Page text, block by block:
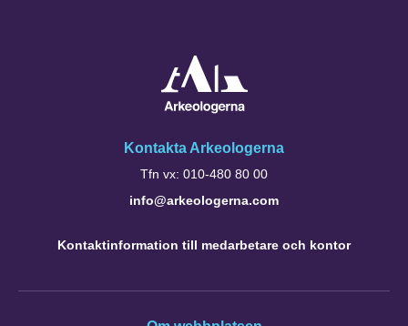
Kontakta Arkeologerna
Tfn vx: 010-480 80 00
info@arkeologerna.com
Kontaktinformation till medarbetare och kontor